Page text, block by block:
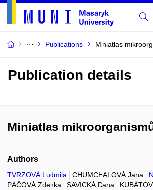
Publications Miniatlas
Publication details
Miniatlas
Authors
TVRZOVÁ Ludmila CHUMCHALOVÁ Jana
PÁČOVÁ Zdenka
SAVICKÁ Dana